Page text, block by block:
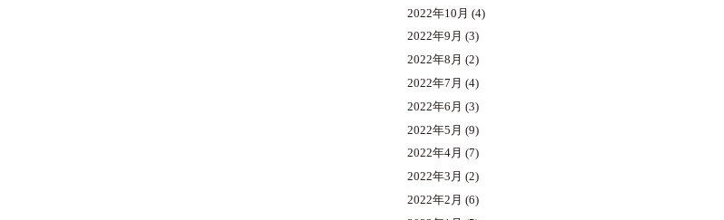
2022年10月 (4)
2022年9月 (3)
2022年8月 (2)
2022年7月 (4)
2022年6月 (3)
2022年5月 (9)
2022年4月 (7)
2022年3月 (2)
2022年2月 (6)